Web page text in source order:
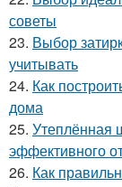
советы
23. Выбор
учитывать
24. Как
дома
25. Утеплённая
эффективного
26. Как